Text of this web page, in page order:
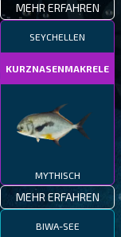
MEHR ERFAHREN
SEYCHELLEN
KURZNASENMAKRELE
MYTHISCH
MEHR ERFAHREN
BIWA-SEE